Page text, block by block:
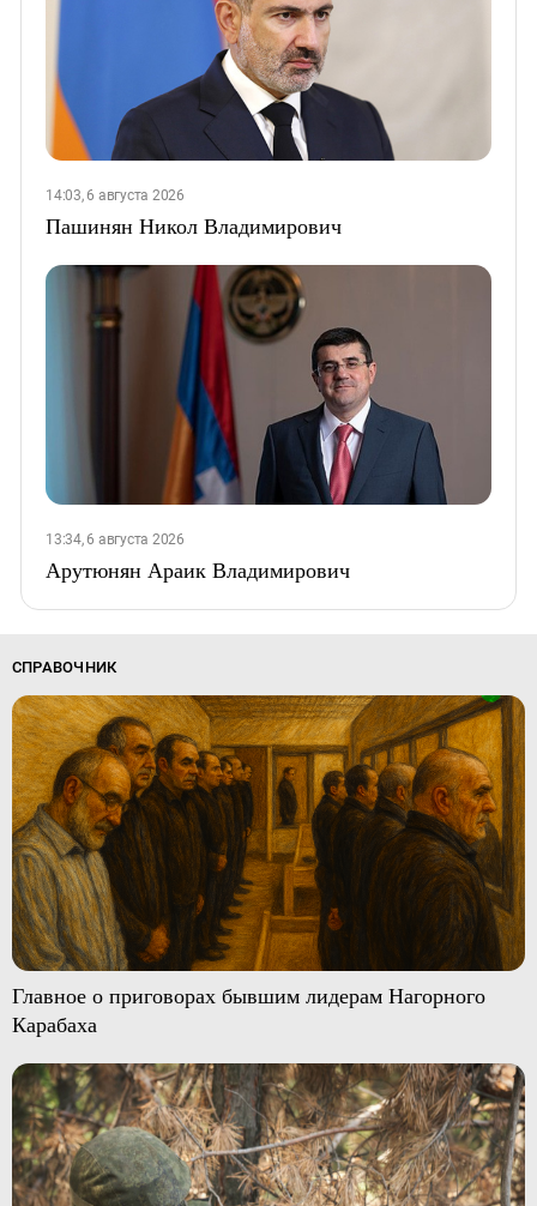
14:03, 6 августа 2026
Пашинян Никол Владимирович
13:34, 6 августа 2026
Арутюнян Араик Владимирович
СПРАВОЧНИК
Главное о приговорах бывшим лидерам Нагорного
Карабаха